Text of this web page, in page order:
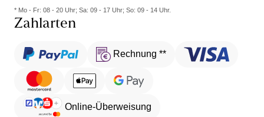
* Mo - Fr: 08 - 20 Uhr; Sa: 09 - 17 Uhr; So: 09 - 14 Uhr.
Zahlarten
Rechnung **
Online-Überweisung